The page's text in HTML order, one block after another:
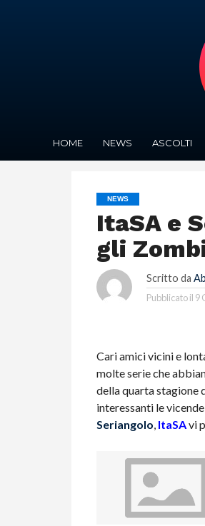
HOME NEWS ASCOLTI
NEWS
ItaSA e
gli
Scritto da
Pubblicato il 9
Cari amici vicini e
molte serie che
della quarta stagione
interessanti le
Seriangolo, ItaSAvi